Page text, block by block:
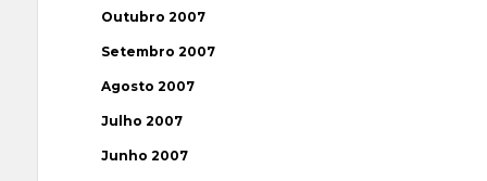
Outubro 2007
Setembro 2007
Agosto 2007
Julho 2007
Junho 2007